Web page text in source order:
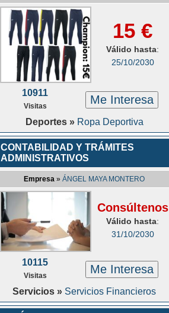
15 €
Válido hasta:
25/10/2030
10911
Visitas Me Interesa
Deportes » Ropa Deportiva
CONTABILIDAD Y TRÁMITES
ADMINISTRATIVOS
Empresa » ÁNGEL MAYA MONTERO
Consúltenos
Válido hasta:
31/10/2030
10115
Visitas Me Interesa
Servicios » Servicios Financieros